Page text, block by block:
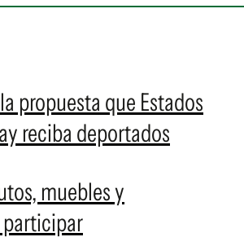
propuesta que Estados
reciba deportados
muebles y